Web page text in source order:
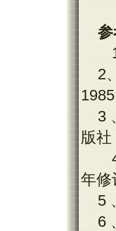
参
1
2
3
版社
4
年修
5
6